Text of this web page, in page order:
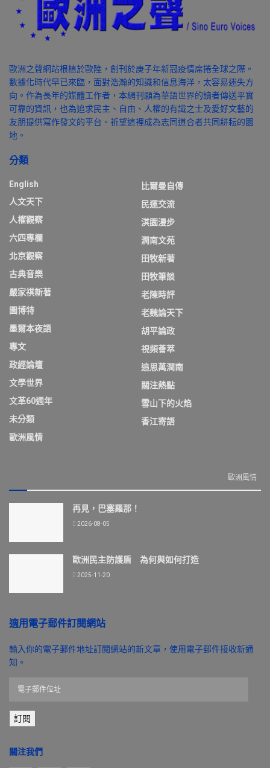
歐洲之聲網站根植於歐陸，創刊於庚子年新冠疫情席捲全球之際。
數據化時代早已來臨，面對浩瀚的知識和信息海洋，太容易迷失方
向。作為長年的媒體工作者，本網刊願為華語世界的讀者傳送平實
可靠的資訊，也為追求民主、自由、人權的有識之士及愛好文藝的
友朋提供寫作發文的平台。祈望這裡成為志同道合者共同耕耘的園
地。
分類
English
人文天下
人權觀察
六四專欄
北京觀察
古典音樂
嚴家祺新著
圖博特
墨爾本夜語
專文
政經論壇
文學世界
文革60週年
未分類
歐洲風情
比爾曼自傳
民運交流
淇園漫步
潤南文苑
田牧新著
田牧筆談
老陳時評
老魏論天下
胡平論政
視頻薈萃
追思萬潤南
關注熱點
雪山下的火焰
香江寄語
歐洲風情
再見，巴塞羅那！
2026-08-05
歐洲民主防護盾 為何與如何打造
2025-11-20
適用電子郵件訂閱網站
輸入你的電子郵件地址訂閱網站的新文章，使用電子郵件接收新通
知。
郵
件
址
訂閱
關注我們